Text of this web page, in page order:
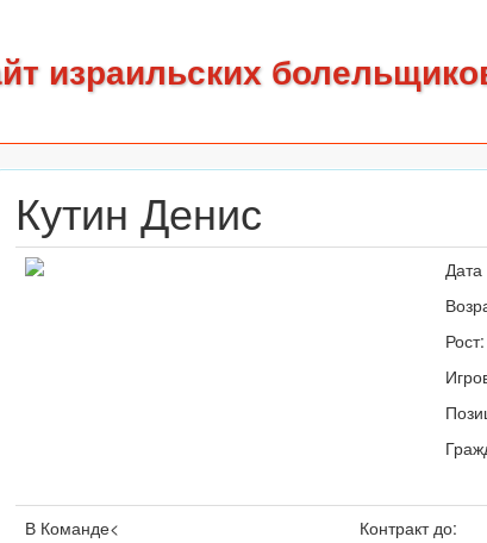
израильских
Кутин Денис
Рост:
В Команде<
Контракт до: